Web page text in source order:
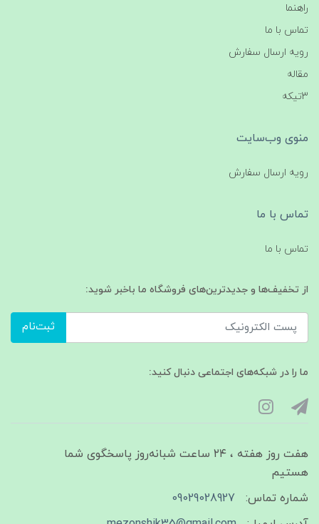
راهنما
تماس با ما
رویه ارسال سفارش
مقاله
3تیکه
منوی وب‌سایت
رویه ارسال سفارش
تماس با ما
تماس با ما
از تخفیف‌ها و جدیدترین‌های فروشگاه ما باخبر شوید:
ثبت‌نام
ما را در شبکه‌های اجتماعی دنبال کنید:
هفت روز هفته ، ۲۴ ساعت شبانه‌روز پاسخگوی شما
هستیم
شماره تماس:
09029028927